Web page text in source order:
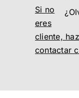
Si no
eres
cliente,
contactar